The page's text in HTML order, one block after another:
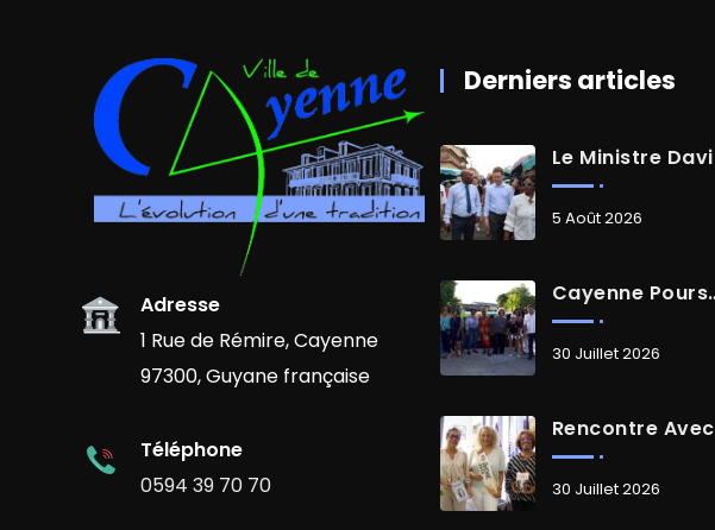
Adresse
1 Rue de Rémire, Cayenne
97300, Guyane française
Téléphone
0594 39 70 70
Derniers articles
Le Ministre David AMIEL En Visite Dans Le Centre-Ville De Cayenne
5 Août 2026
Cayenne Poursuit Sa Transformation
30 Juillet 2026
Rencontre Avec Madame Isabelle FAMARO
30 Juillet 2026